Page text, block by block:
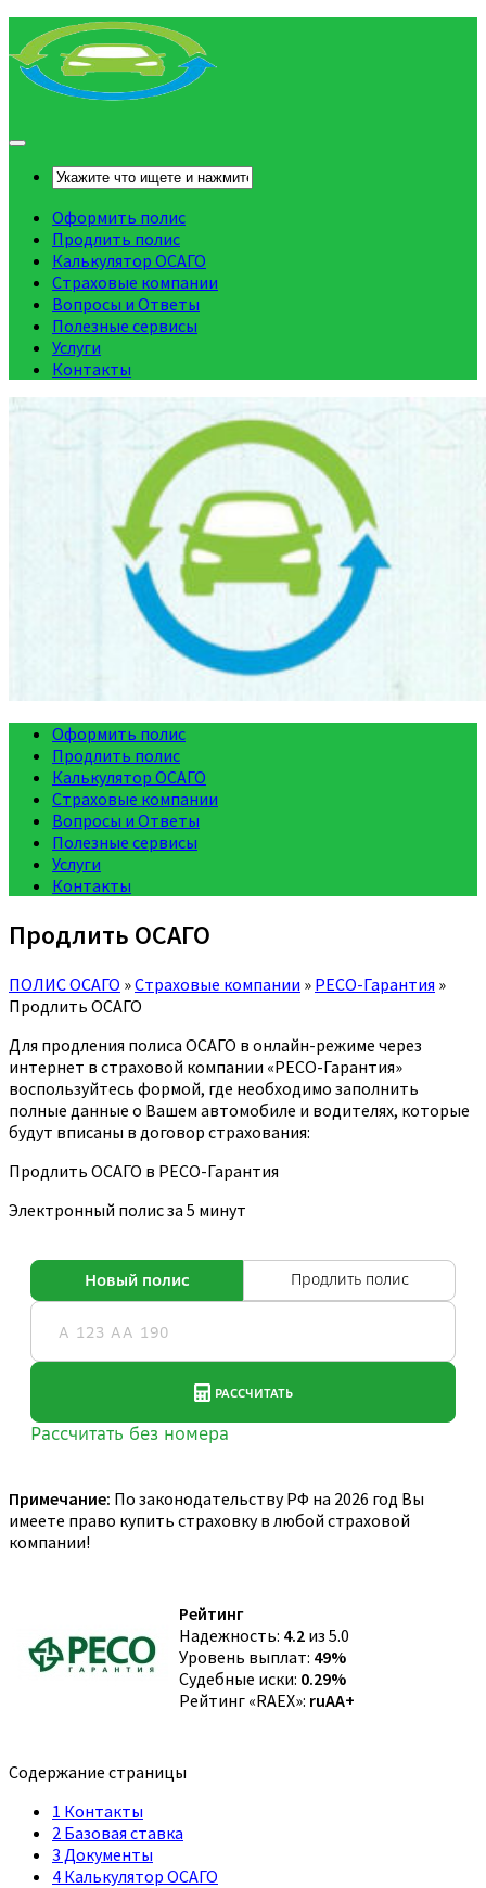
Оформить полис
Продлить полис
Калькулятор ОСАГО
Страховые компании
Вопросы и Ответы
Полезные сервисы
Услуги
Контакты
Оформить полис
Продлить полис
Калькулятор ОСАГО
Страховые компании
Вопросы и Ответы
Полезные сервисы
Услуги
Контакты
Продлить ОСАГО
ПОЛИС ОСАГО »Страховые компании » РЕСО-Гарантия »
Продлить ОСАГО
Для продления полиса ОСАГО в онлайн-режиме через
интернет в страховой компании «РЕСО-Гарантия»
воспользуйтесь формой, где необходимо заполнить
полные данные о Вашем автомобиле и водителях, которые
будут вписаны в договор страхования:
Продлить ОСАГО в РЕСО-Гарантия
Электронный полис за 5 минут
Примечание: По законодательству РФ на 2026 год Вы
имеете право купить страховку в любой страховой
компании!
Рейтинг
Надежность: 4.2 из 5.0
Уровень выплат: 49%
Судебные иски: 0.29%
Рейтинг «RAEX»: ruAA+
Содержание страницы
1 Контакты
2 Базовая ставка
3 Документы
4 Калькулятор ОСАГО